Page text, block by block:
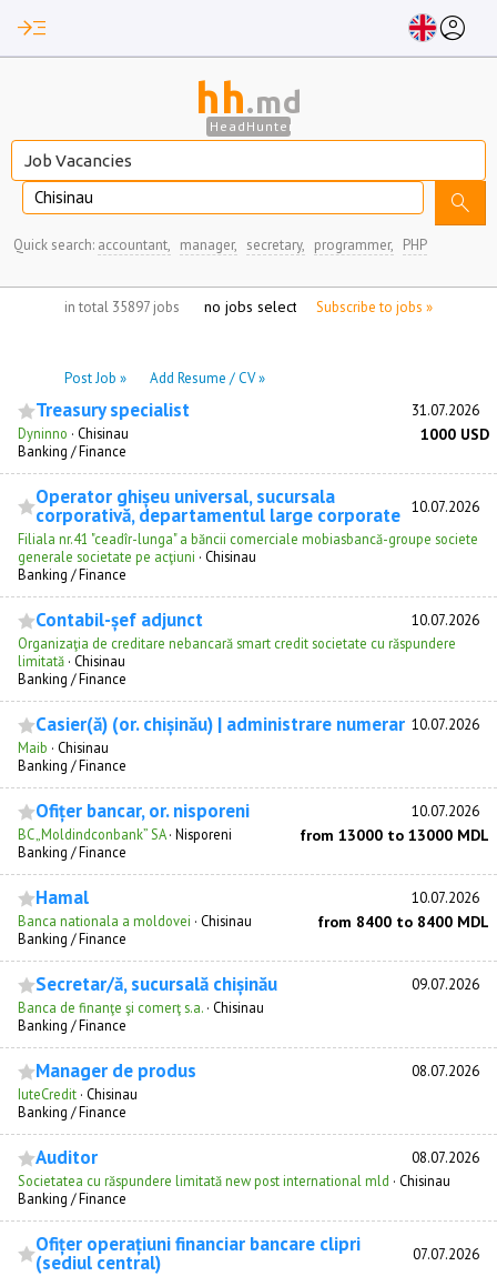
read_more account_circle
hh.md
HeadHunter
Chisinau search
Quick search: accountant, manager, secretary, programmer, PHP
in total 35897 jobs Subscribe to jobs »
no jobs selected
Post Job » Add Resume / CV »
Treasury specialist 31.07.2026
Dyninno · Chisinau 1000 USD
Banking / Finance
Operator ghișeu universal, sucursala
corporativă, departamentul large corporate 10.07.2026
Filiala nr.41 "ceadîr-lunga" a băncii comerciale mobiasbancă-groupe societe
generale societate pe acţiuni · Chisinau
Banking / Finance
Contabil-șef adjunct 10.07.2026
Organizaţia de creditare nebancară smart credit societate cu răspundere
limitată · Chisinau
Banking / Finance
Casier(ă) (or. chișinău) | administrare numerar 10.07.2026
Maib · Chisinau
Banking / Finance
Ofițer bancar, or. nisporeni 10.07.2026
BC „Moldindconbank” SA· Nisporeni from 13000 to 13000 MDL
Banking / Finance
Hamal 10.07.2026
Banca nationala a moldovei · Chisinau from 8400 to 8400 MDL
Banking / Finance
Secretar/ă, sucursală chișinău 09.07.2026
Banca de finanţe şi comerţ s.a. · Chisinau
Banking / Finance
Manager de produs 08.07.2026
IuteCredit · Chisinau
Banking / Finance
Auditor 08.07.2026
Societatea cu răspundere limitată new post international mld · Chisinau
Banking / Finance
Ofițer operațiuni financiar bancare clipri
(sediul central) 07.07.2026